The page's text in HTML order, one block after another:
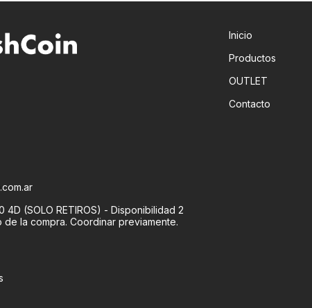
4D (SOLO RETIROS) - Disponibilidad 2
de la compra. Coordinar previamente.
Inicio
Productos
OUTLET
Contacto